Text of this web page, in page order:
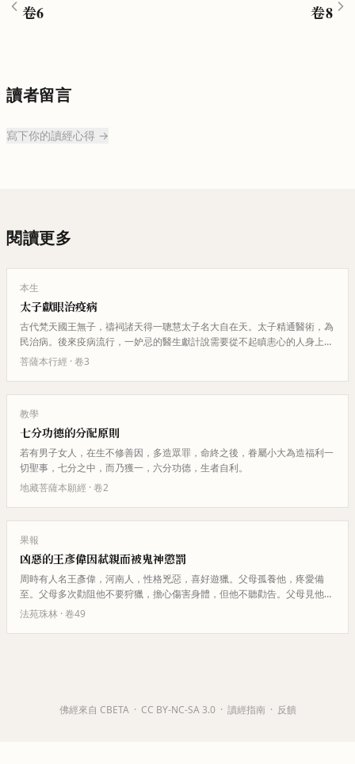
卷6 卷8
讀者留言
寫下你的讀經心得 →
閱讀更多
本生
太子獻眼治疫病
古代梵天國王無子，禱祠諸天得一聰慧太子名大自在天。太子精通醫術，為
民治病。後來疫病流行，一妒忌的醫生獻計說需要從不起瞋恚心的人身上取
血和眼睛才能治病。太子主動獻…
菩薩本行經 · 卷3
教學
七分功德的分配原則
若有男子女人，在生不修善因，多造眾罪，命終之後，眷屬小大為造福利一
切聖事，七分之中，而乃獲一，六分功德，生者自利。
地藏菩薩本願經 · 卷2
果報
凶惡的王彥偉因弒親而被鬼神懲罰
周時有人名王彥偉，河南人，性格兇惡，喜好遊獵。父母孤養他，疼愛備
至。父母多次勸阻他不要狩獵，擔心傷害身體，但他不聽勸告。父母見他行
為不改，用杖打他五十下，身上傷…
法苑珠林 · 卷49
佛經來自 CBETA · CC BY-NC-SA 3.0 · 讀經指南 · 反饋